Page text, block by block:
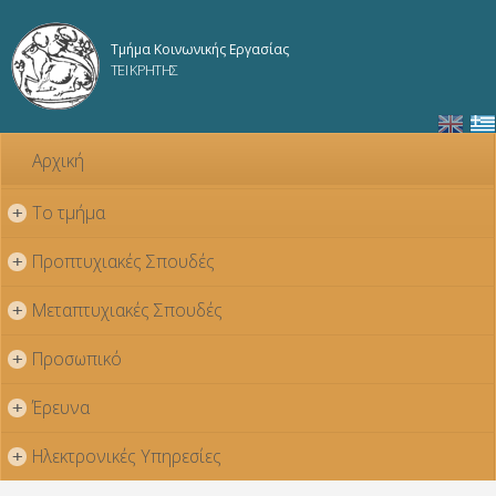
κυρίως
Τμήμα Κοινωνικής Εργασίας
ΤΕΙ ΚΡΗΤΗΣ
Αρχική
+ Το τμήμα
+ Προπτυχιακές Σπουδές
+ Μεταπτυχιακές Σπουδές
+ Προσωπικό
+ Έρευνα
+ Ηλεκτρονικές Υπηρεσίες